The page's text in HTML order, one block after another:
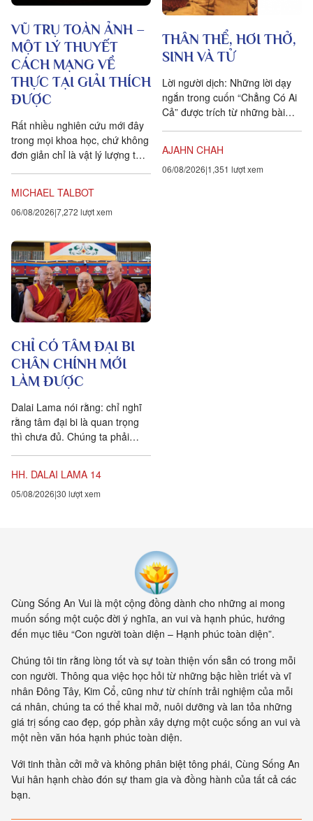
VŨ TRỤ TOÀN ẢNH –
MỘT LÝ THUYẾT
CÁCH MẠNG VỀ
THỰC TẠI GIẢI THÍCH
ĐƯỢC
Rất nhiều nghiên cứu mới đây
trong mọi khoa học, chứ không
đơn giản chỉ là vật lý lượng tử,
chúng ta tưởng. Một câu
chuyện khoa học đang xuất
thấy toàn bộ vật chất tồn tại
trong một mạng nhằng nhịt các
kết nối. Khía cạnh quan trọng
nhất của sự sống không còn là
vật nữa, mà là mối liên hệ giữa
các vật.
MICHAEL TALBOT
06/08/2026 7,272 lượt xem
THÂN THỂ, HƠI THỞ,
SINH VÀ TỬ
Lời người dịch: Những lời dạy
ngắn trong cuốn “Chẳng Có Ai
Cả” được trích từ những bài
AJAHN CHAH
06/08/2026 1,351 lượt xem
CHỈ CÓ TÂM ĐẠI BI
CHÂN CHÍNH MỚI
LÀM ĐƯỢC
Dalai Lama nói rằng: chỉ nghĩ
rằng tâm đại bi là quan trọng
thì chưa đủ. Chúng ta phải
HH. DALAI LAMA 14
05/08/2026 30 lượt xem
Cùng Sống An Vui là một cộng đồng dành cho những ai mong
muốn sống một cuộc đời ý nghĩa, an vui và hạnh phúc, hướng
đến mục tiêu “Con người toàn diện – Hạnh phúc toàn diện”.
Chúng tôi tin rằng lòng tốt và sự toàn thiện vốn sẵn có trong mỗi
con người. Thông qua việc học hỏi từ những bậc hiền triết và vĩ
nhân Đông Tây, Kim Cổ, cũng như từ chính trải nghiệm của mỗi
cá nhân, chúng ta có thể khai mở, nuôi dưỡng và lan tỏa những
giá trị sống cao đẹp, góp phần xây dựng một cuộc sống an vui và
một nền văn hóa hạnh phúc toàn diện.
Với tinh thần cởi mở và không phân biệt tông phái, Cùng Sống An
Vui hân hạnh chào đón sự tham gia và đồng hành của tất cả các
bạn.